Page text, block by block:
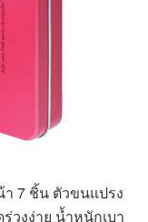
า 7 ชิ้น ตัวขนแปรง
วงง่าย น้ำหนักเบา